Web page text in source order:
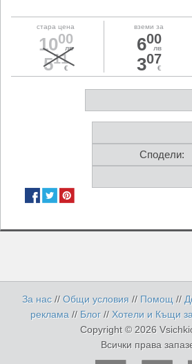
стара цена
1000
лв
511
€
вземи за
600
лв
307
€
Сподели:
За нас //Общи условия // Помощ //
реклама // Блог // Хотели и Къщи
Copyright © 2026
Всички права